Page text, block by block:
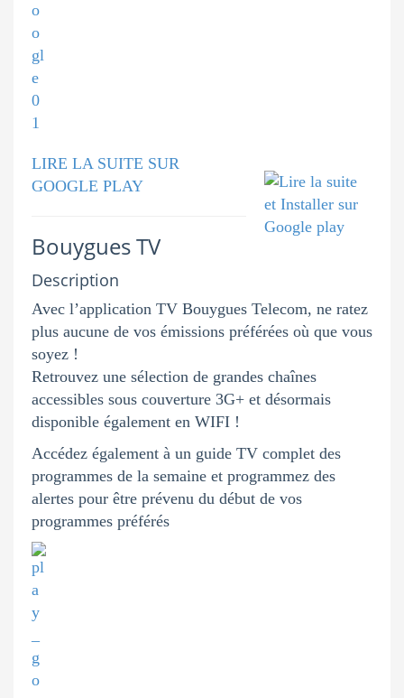
LIRE LA SUITE SUR
GOOGLE PLAY
Bouygues TV
Description
Avec l’application TV Bouygues Telecom, ne ratez
plus aucune de vos émissions préférées où que vous
soyez !
Retrouvez une sélection de grandes chaînes
accessibles sous couverture 3G+ et désormais
disponible également en WIFI !
Accédez également à un guide TV complet des
programmes de la semaine et programmez des
alertes pour être prévenu du début de vos
programmes préférés